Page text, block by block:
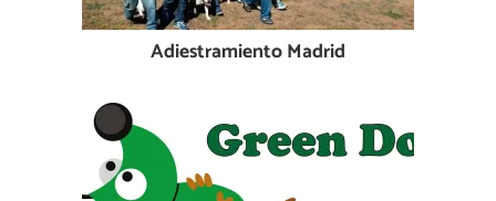
Adiestramiento Madrid